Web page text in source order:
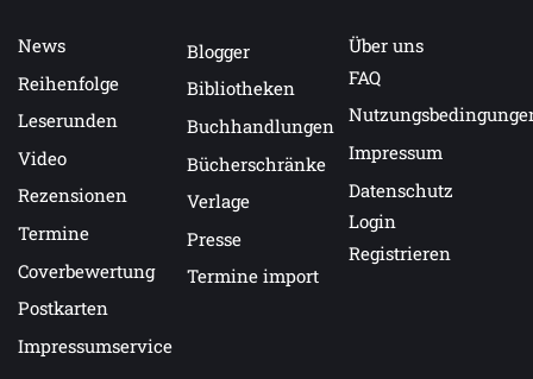
News
Reihenfolge
Leserunden
Video
Rezensionen
Termine
Coverbewertung
Postkarten
Impressumservice
Blogger
Bibliotheken
Buchhandlungen
Bücherschränke
Verlage
Presse
Termine import
Über uns
FAQ
Impressum
Datenschutz
Login
Registrieren